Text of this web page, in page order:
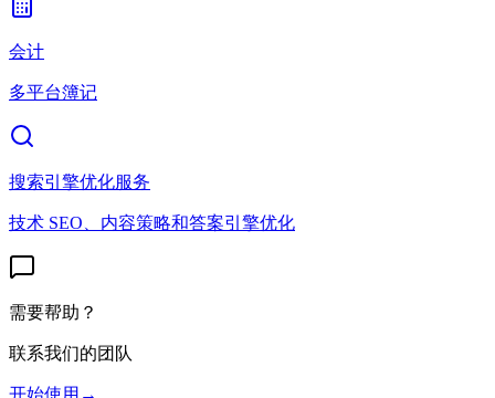
会计
多平台簿记
搜索引擎优化服务
技术 SEO、内容策略和答案引擎优化
需要帮助？
联系我们的团队
开始使用 →